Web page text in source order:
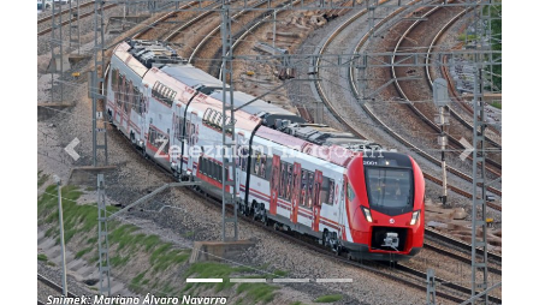
Previous Next